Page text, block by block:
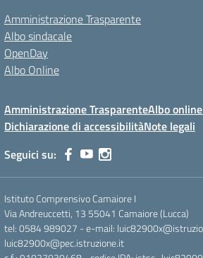
Amministrazione Trasparente
Albo sindacale
OpenDay
Albo Online
Amministrazione TrasparenteAlbo online
Dichiarazione di accessibilitàNote legali
Seguici su:
Istituto Comprensivo Camaiore I
Via Andreuccetti, 13 55041 Camaiore (Lucca)
tel: 0584 989027 - e-mail:
luic82900x@pec.istruzione.it